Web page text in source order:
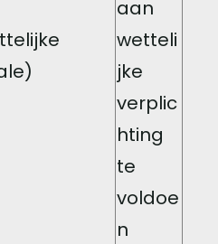
aan
wetteli
jke
verplic
hting
te
voldoe
n